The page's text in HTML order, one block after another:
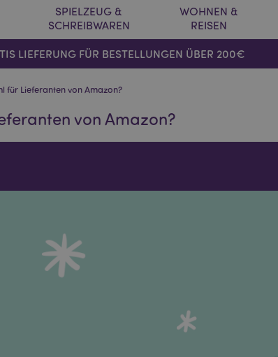
SPIELZEUG &
SCHREIBWAREN
WOHNEN &
REISEN
LIEFERUNG FÜR BESTELLUNGEN ÜBER 200€
für Lieferanten von Amazon?
von Amazon?